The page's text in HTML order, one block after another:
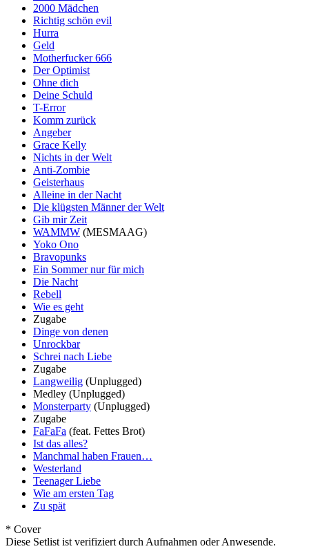
2000 Mädchen
Richtig schön evil
Hurra
Geld
Motherfucker 666
Der Optimist
Ohne dich
Deine Schuld
T-Error
Komm zurück
Angeber
Grace Kelly
Nichts in der Welt
Anti-Zombie
Geisterhaus
Alleine in der Nacht
Die klügsten Männer der Welt
Gib mir Zeit
WAMMW (MESMAAG)
Yoko Ono
Bravopunks
Ein Sommer nur für mich
Die Nacht
Rebell
Wie es geht
Zugabe
Dinge von denen
Unrockbar
Schrei nach Liebe
Zugabe
Langweilig (Unplugged)
Medley (Unplugged)
Monsterparty (Unplugged)
Zugabe
FaFaFa (feat. Fettes Brot)
Ist das alles?
Manchmal haben Frauen…
Westerland
Teenager Liebe
Wie am ersten Tag
Zu spät
* Cover
Diese Setlist ist verifiziert durch Aufnahmen oder Anwesende.